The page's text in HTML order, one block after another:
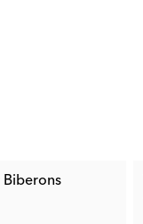
Biberons